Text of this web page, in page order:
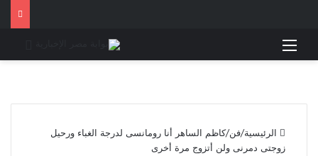
القائمة
الرئيسية/فن/كاظم الساهر أنا رومانسى لدرجة الغباء ورحيل
زوجتى دمرنى ولن أتزوج مرة أخرى